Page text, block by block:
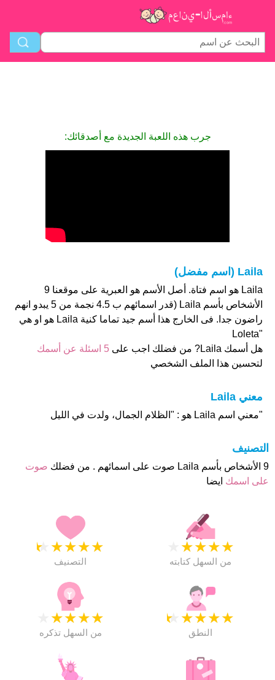
جرب هذه اللعبة الجديدة مع أصدقائك:
Laila (اسم مفضل)
Laila هو اسم فتاة. أصل الأسم هو العبرية على موقعنا 9
الأشخاص بأسم Laila (قدر اسمائهم ب 4.5 نجمة من 5 يبدو انهم
راضون جدا. فى الخارج هذا أسم جيد تماما كنية Laila هو او هي
"Loleta
هل أسمك Laila? من فضلك اجب على
5 اسئلة عن أسمك
لتحسين هذا الملف الشخصي
معني Laila
"معني اسم Laila هو : "الظلام الجمال، ولدت في الليل
التصنيف
9 الأشخاص بأسم Laila صوت على اسمائهم . من فضلك
صوت
على اسمك ايضا
★
★
★
★
★
التصنيف
★
★
★
★
من السهل كتابته
★
★
★
★
من السهل تذكره
★
★
★
★
★
النطق